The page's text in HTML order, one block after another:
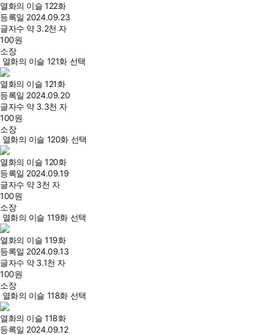
열화의 이슬 122화
등록일 2024.09.23
글자수 약 3.2천 자
100원
소장
열화의 이슬 121화 선택
열화의 이슬 121화
등록일 2024.09.20
글자수 약 3.3천 자
100원
소장
열화의 이슬 120화 선택
열화의 이슬 120화
등록일 2024.09.19
글자수 약 3천 자
100원
소장
열화의 이슬 119화 선택
열화의 이슬 119화
등록일 2024.09.13
글자수 약 3.1천 자
100원
소장
열화의 이슬 118화 선택
열화의 이슬 118화
등록일 2024.09.12